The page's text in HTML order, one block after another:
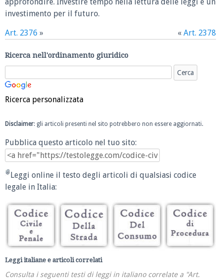
approfondire. Investire tempo nella lettura delle leggi è un
investimento per il futuro.
Art. 2376 » « Art. 2378
Ricerca nell'ordinamento giuridico
Ricerca personalizzata
Disclaimer: gli articoli presenti nel sito potrebbero non essere aggiornati.
Pubblica questo articolo nel tuo sito:
Leggi online il testo degli articoli di qualsiasi codice
legale in Italia:
Leggi italiane e articoli correlati
Consulta i seguenti testi di leggi in italiano correlate a "Art.